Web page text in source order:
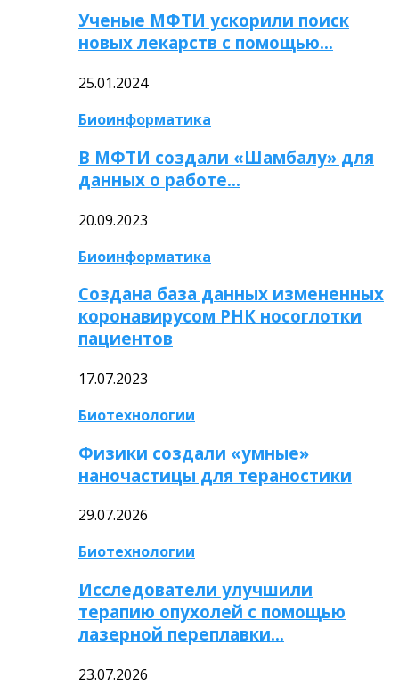
Ученые МФТИ ускорили поиск
новых лекарств с помощью…
25.01.2024
Биоинформатика
В МФТИ создали «Шамбалу» для
данных о работе…
20.09.2023
Биоинформатика
Создана база данных измененных
коронавирусом РНК носоглотки
пациентов
17.07.2023
Биотехнологии
Физики создали «умные»
наночастицы для тераностики
29.07.2026
Биотехнологии
Исследователи улучшили
терапию опухолей с помощью
лазерной переплавки…
23.07.2026